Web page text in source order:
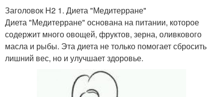
Заголовок H2 1. Диета "Медитерране"
Диета "Медитерране" основана на питании, которое
содержит много овощей, фруктов, зерна, оливкового
масла и рыбы. Эта диета не только помогает сбросить
лишний вес, но и улучшает здоровье.